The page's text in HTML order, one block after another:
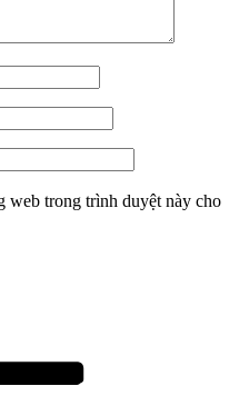
web trong trình duyệt này cho